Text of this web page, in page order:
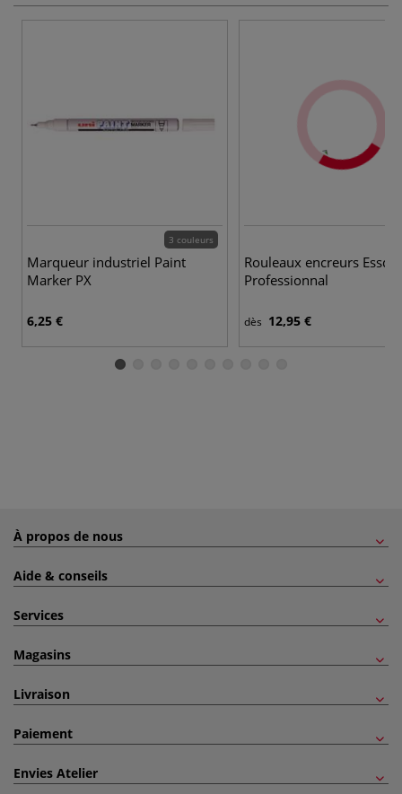
3 couleurs
Marqueur industriel Paint
Marker PX
6,25 €
Rouleaux encreurs
Professionnal
dès 12,95 €
À propos de nous
Aide & conseils
Services
Magasins
Livraison
Paiement
Envies Atelier